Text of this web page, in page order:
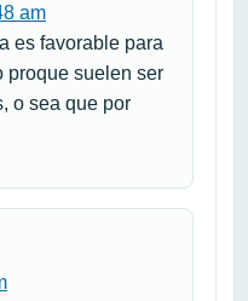
am
es favorable para
proque suelen ser
o sea que por